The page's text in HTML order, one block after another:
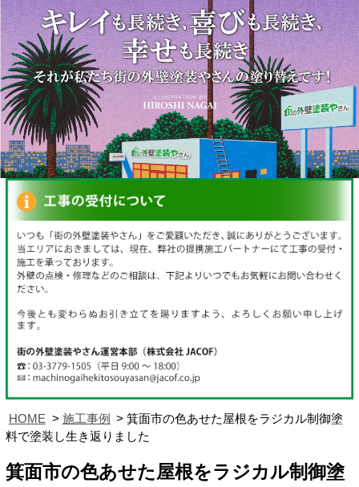
HOME 施工事例
箕面市の色あせた屋根をラジカル制御塗
料で塗装し生き返りました
箕面市の色あせた屋根をラジカル制御塗